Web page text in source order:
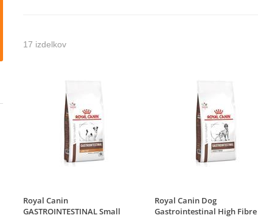
17 izdelkov
Royal Canin
GASTROINTESTINAL Small
Royal Canin Dog
Gastrointestinal High Fibre